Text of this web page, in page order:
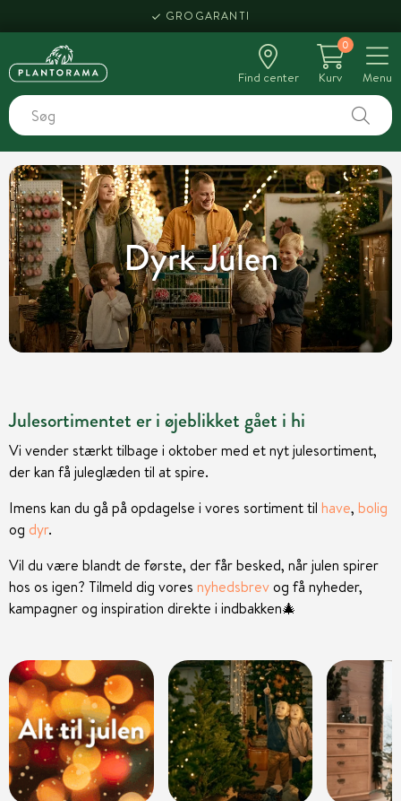
HENT SAMME DAG
Find center
0
Kurv
Menu
Dyrk Julen
Julesortimentet er i øjeblikket gået i hi
Vi vender stærkt tilbage i oktober med et nyt julesortiment,
der kan få juleglæden til at spire.
Imens kan du gå på opdagelse i vores sortiment til have, bolig
og dyr.
Vil du være blandt de første, der får besked, når julen spirer
hos os igen? Tilmeld dig vores nyhedsbrevog få nyheder,
kampagner og inspiration direkte i indbakken🎄